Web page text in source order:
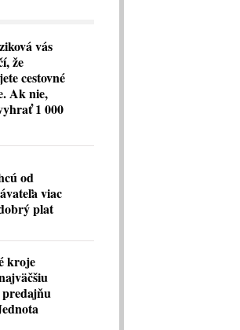
vás
že
cestovné
Ak nie,
1 000
od
viac
plat
kroje